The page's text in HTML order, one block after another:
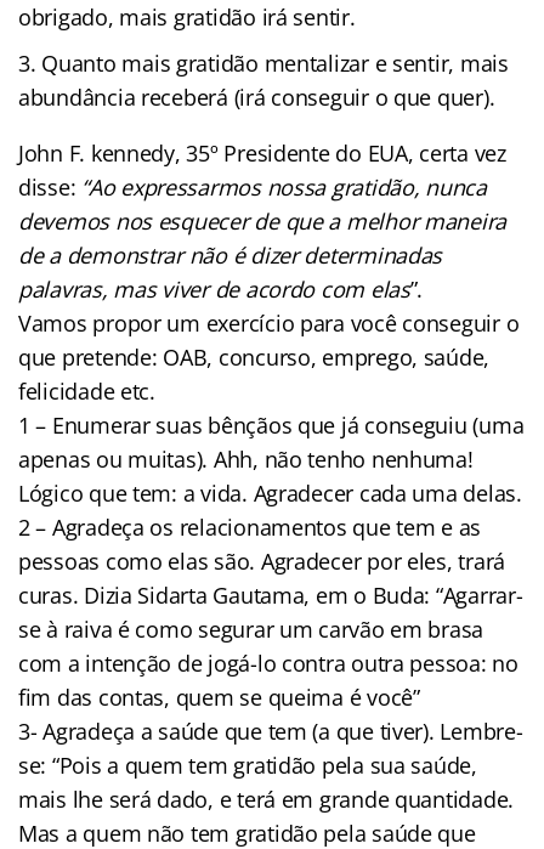
obrigado, mais gratidão irá sentir.
Quanto mais gratidão mentalizar e sentir, mais
abundância receberá (irá conseguir o que quer).
John F. kennedy, 35º Presidente do EUA, certa vez
disse: “Ao expressarmos nossa gratidão, nunca
devemos nos esquecer de que a melhor maneira
de a demonstrar não é dizer determinadas
palavras, mas viver de acordo com elas”.
Vamos propor um exercício para você conseguir o
que pretende: OAB, concurso, emprego, saúde,
felicidade etc.
1 – Enumerar suas bênçãos que já conseguiu (uma
apenas ou muitas). Ahh, não tenho nenhuma!
Lógico que tem: a vida. Agradecer cada uma delas.
2 – Agradeça os relacionamentos que tem e as
pessoas como elas são. Agradecer por eles, trará
curas. Dizia Sidarta Gautama, em o Buda: “Agarrar-
se à raiva é como segurar um carvão em brasa
com a intenção de jogá-lo contra outra pessoa: no
fim das contas, quem se queima é você”
3- Agradeça a saúde que tem (a que tiver). Lembre-
se: “Pois a quem tem gratidão pela sua saúde,
mais lhe será dado, e terá em grande quantidade.
Mas a quem não tem gratidão pela saúde que